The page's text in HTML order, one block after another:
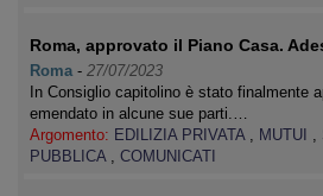
Roma, approvato il Piano Casa.
Roma - 27/07/2023
In Consiglio capitolino è stato finalmente
emendato in alcune sue parti.…
Argomento: EDILIZIA PRIVATA , MUTUI ,
PUBBLICA , COMUNICATI